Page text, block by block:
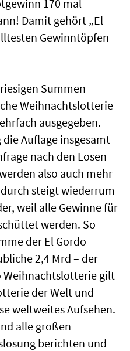
170 mal
Damit gehört „El
Gewinntöpfen
Summen
Weihnachtslotterie
ausgegeben.
Auflage insgesamt
nach den Losen
also auch mehr
steigt wiederrum
weil alle Gewinne für
werden. So
der El Gordo
2,4 Mrd – der
Weihnachtslotterie gilt
der Welt und
weltweites Aufsehen.
alle großen
berichten und